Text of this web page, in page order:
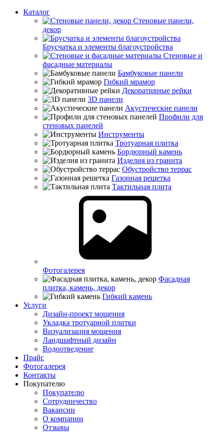
Каталог
Стеновые панели,
декор
Брусчатка и элементы благоустройства
Стеновые и
фасадные материалы
Бамбуковые панели
Гибкий мрамор
Декоративные рейки
3D панели
Акустические панели
Профили для
стеновых панелей
Инструменты
Тротуарная плитка
Бордюрный камень
Изделия из гранита
Обустройство террас
Газонная решетка
Тактильная плита
Фотогалерея
Фасадная
плитка, камень, декор
Гибкий камень
Услуги
Дизайн-проект мощения
Укладка тротуарной плитки
Визуализация мощения
Ландшафтный дизайн
Водоотведение
Прайс
Фотогалерея
Контакты
Покупателю
Покупателю
Сотрудничество
Вакансии
О компании
Отзывы